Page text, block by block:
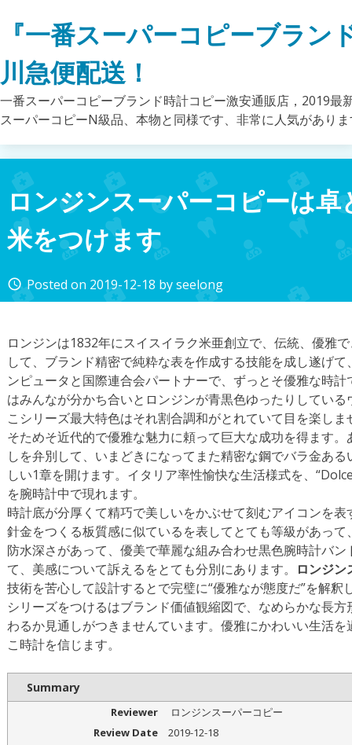
『一番スーパーコピーブラ
川急便配送！
一番スーパーコピーブランド時計コピー激安通販店，2019
スーパーコピーN級品、本物と同様です、非常に人気があり
ロンジンスーパーコピーは
米をつけます
access_time Posted on 2019-12-18 byseelong
ロンジンは1832年にスイスイラク米亜創立で、伝統、優雅
して、ブランド精密で純粋な表を作成する技能を成し遂げ
ンピュータと国際連合会パートナーで、ずっとそ優雅な時
はみんなが分かち合いとロンジンが青黒色ゆったりしてい
こシリーズ最大特色はそれ割合調和がとれていて目を楽し
そためそ近代的で優雅な魅力に頼って巨大な成功を得ます
しを弁別して、いまどきになってまた精密な鋼でバラ金あ
しい1章を開けます。イタリア率性愉快な生活様式を、
を腕時計中で現れます。
時計底が分厚くて精巧で美しいをかぶせて刻むアイコンを
針金をつくる板質感に似ているを表してとても等級があっ
防水深さがあって、優美で華麗な組み合わせ黒色腕時計バ
て、美感について訴えるをとても分別にあります。
ロンジ
技術を苦心して設計するとで完璧に“優雅なが態度だ”を解
シリーズをつけるはブランド価値観縮図で、なめらかな長
わるか見通しがつきませんています。優雅にかわいい生活
こ時計を信じます。
Summary
Reviewer
ロンジンスーパーコピー
Review Date
2019-12-18